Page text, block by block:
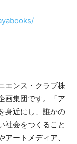
エンス・クラブ株
画集団です。「ア
身近にし、誰かの
社会をつくること
ートメディア、